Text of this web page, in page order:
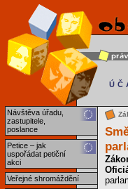
Návštěva úřadu,
zastupitele,
poslance
Petice – jak
uspořádat petiční
akci
Veřejné shromáždění